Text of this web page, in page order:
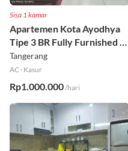
Sisa 1 kamar
Apartemen Kota Ayodhya
Tipe 3 BR Fully Furnished Lt
6
Tangerang
AC · Kasur
Rp1.000.000/hari